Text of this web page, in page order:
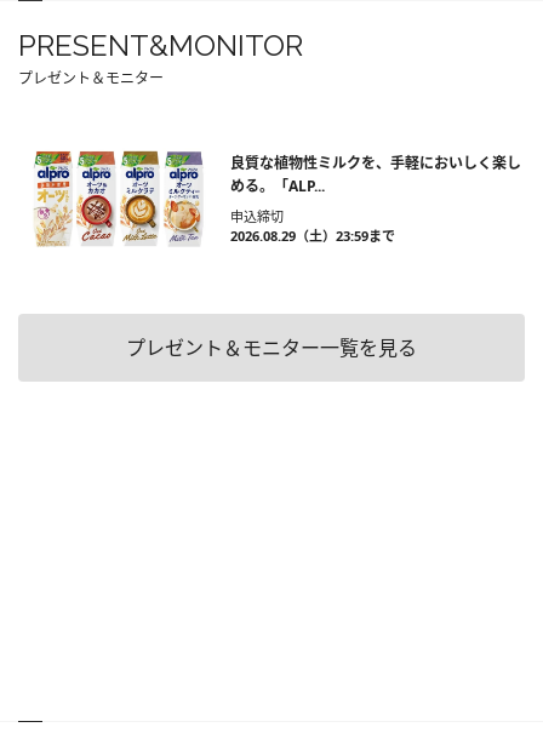
PRESENT&MONITOR
プレゼント＆モニター
良質な植物性ミルクを、手軽においしく楽し
める。「ALP...
申込締切
2026.08.29（土）23:59まで
プレゼント＆モニター一覧を見る